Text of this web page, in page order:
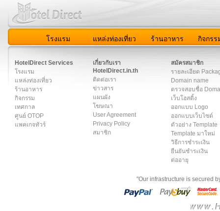
โรงแรม แหล่งท่องเที่ยว ร้านอาหาร กิจกรร
HotelDirect Services
โรงแรม
แหล่งท่องเที่ยว
ร้านอาหาร
กิจกรรม
เทศกาล
ศูนย์ OTOP
แพคเกจทัวร์
เกี่ยวกับเรา
HotelDirect.in.th
ติดต่อเรา
ข่าวสาร
แผนผัง
โฆษณา
User Agreement
Privacy Policy
สมาชิก
สมัครสมาชิก
รายละเอียด
Domain name
ตรวจสอบชื่อ
เว็บโฮสติ้ง
ออกแบบ Logo
ออกแบบเว็บไซต์
ตัวอย่าง Template
Template มาใหม่
วิธีการชำระเงิน
ยืนยันชำระเงิน
ต่ออายุ
"Our infrastructure is secured